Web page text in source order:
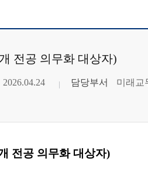
전공 의무화 대상자)
2026.04.24 담당부서 미래교
전공 의무화 대상자)